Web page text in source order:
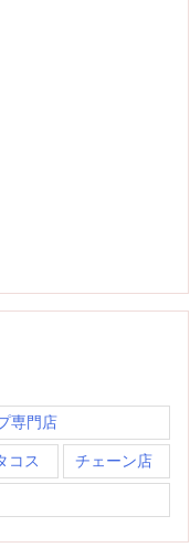
専門店
コス チェーン店